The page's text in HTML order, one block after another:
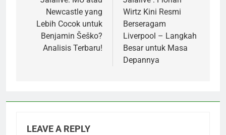
Newcastle yang
Lebih Cocok untuk
Benjamin Šeško?
Analisis Terbaru!
Wirtz Kini Resmi
Berseragam
Liverpool – Langkah
Besar untuk Masa
Depannya
LEAVE A REPLY